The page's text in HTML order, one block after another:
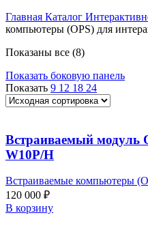
Главная Каталог
компьютеры (OPS) для
Показаны все (8)
Показать боковую панель
Показать 9 12 18 24
Встраиваемый модуль
W10P/H
Встраиваемые компьютеры
120 000 ₽
В корзину